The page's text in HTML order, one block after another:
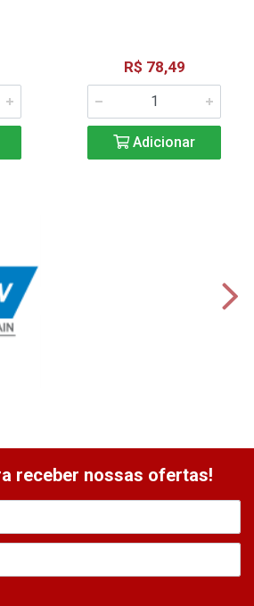
R$ 78,49
Adicionar
receber nossas ofertas!